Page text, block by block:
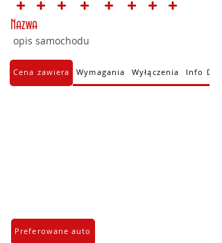
Nazwa
opis samochodu
Cena zawiera Wymagania Wyłączenia Info
Preferowane auto